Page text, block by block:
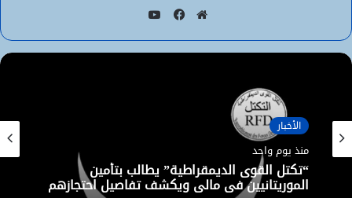
الويب
الأخبار
منذ يوم واحد
“تكتل القوى الديمقراطية” يطالب بتأمين
الموريتانيين في مالي ويكشف تفاصيل احتجازهم